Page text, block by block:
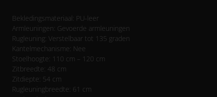
Bekledingsmateriaal: PU-leer
Armleuningen: Gevoerde armleuningen
Rugleuning: Verstelbaar tot 135 graden
Kantelmechanisme: Nee
Stoelhoogte: 110 cm – 120 cm
Zitbreedte: 48 cm
Zitdiepte: 54 cm
Rugleuningbreedte: 61 cm